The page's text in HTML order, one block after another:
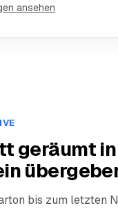
ansehen
geräumt
bis zum letzten